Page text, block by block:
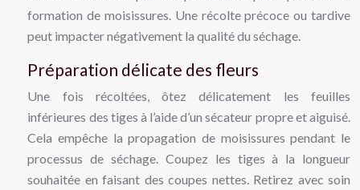
formation de moisissures. Une récolte précoce ou tardive
peut impacter négativement la qualité du séchage.
Préparation délicate des fleurs
Une fois récoltées, ôtez délicatement les feuilles
inférieures des tiges à l’aide d’un sécateur propre et aiguisé.
Cela empêche la propagation de moisissures pendant le
processus de séchage. Coupez les tiges à la longueur
souhaitée en faisant des coupes nettes. Retirez avec soin